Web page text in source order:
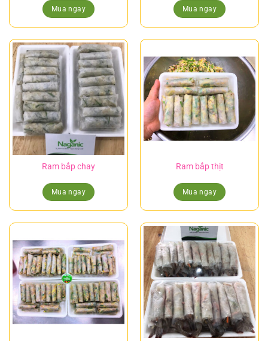
Mua ngay Mua ngay
Ram bắp chay
Mua ngay
Ram bắp thịt
Mua ngay